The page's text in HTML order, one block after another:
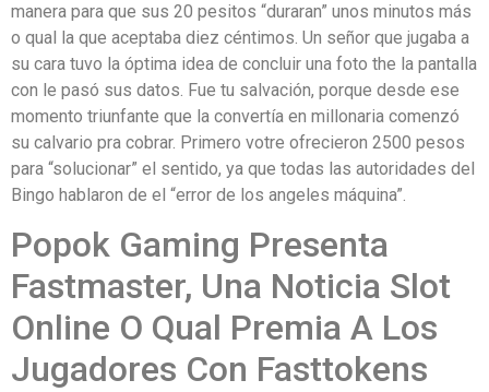
manera para que sus 20 pesitos “duraran” unos minutos más
o qual la que aceptaba diez céntimos. Un señor que jugaba a
su cara tuvo la óptima idea de concluir una foto the la pantalla
con le pasó sus datos. Fue tu salvación, porque desde ese
momento triunfante que la convertía en millonaria comenzó
su calvario pra cobrar. Primero votre ofrecieron 2500 pesos
para “solucionar” el sentido, ya que todas las autoridades del
Bingo hablaron de el “error de los angeles máquina”.
Popok Gaming Presenta
Fastmaster, Una Noticia Slot
Online O Qual Premia A Los
Jugadores Con Fasttokens